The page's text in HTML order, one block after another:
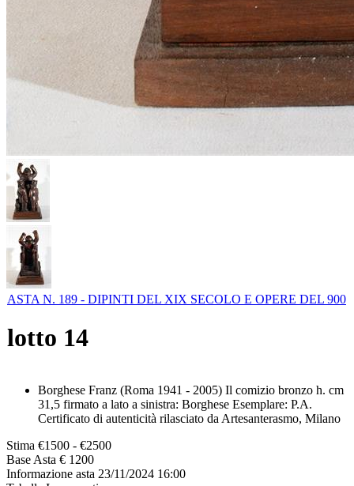
ASTA N. 189 - DIPINTI DEL XIX SECOLO E OPERE DEL 900
lotto 14
Borghese Franz (Roma 1941 - 2005) Il comizio bronzo h. cm
31,5 firmato a lato a sinistra: Borghese Esemplare: P.A.
Certificato di autenticità rilasciato da Artesanterasmo, Milano
Stima €1500 - €2500
Base Asta € 1200
Informazione asta 23/11/2024 16:00